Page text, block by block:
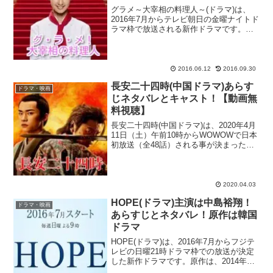
グラメ～大宰相の料理人～(ドラマ)は、
2016年7月からテレビ朝日の金曜ナイトド
ラマ枠で放送される新作ドラマです。
2016.06.12 2016.09.30
ドラマ・映画
長安二十四時(中国ドラマ)あらす
じネタバレとキャスト！【動画無
料視聴】
長安二十四時(中国ドラマ)は、2020年4月
11日（土）午前10時からWOWOWで日本
初放送（全48話）される事が決まった新
2020.04.03
ドラマ・映画
HOPE(ドラマ)主演は中島裕翔！
あらすじとネタバレ！原作は韓国
ドラマ
HOPE(ドラマ)は、2016年7月からフジテ
レビの日曜21時ドラマ枠での放送が決定
した新作ドラマです。原作は、2014年に